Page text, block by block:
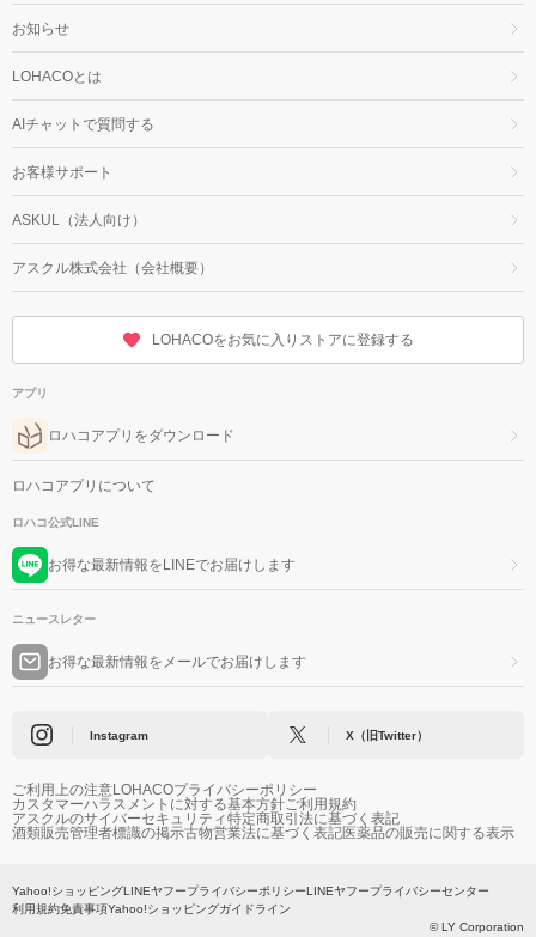
お知らせ
LOHACOとは
AIチャットで質問する
お客様サポート
ASKUL（法人向け）
アスクル株式会社（会社概要）
LOHACOをお気に入りストアに登録する
アプリ
ロハコアプリをダウンロード
ロハコアプリについて
ロハコ公式LINE
お得な最新情報をLINEでお届けします
ニュースレター
お得な最新情報をメールでお届けします
Instagram X（旧Twitter）
ご利用上の注意LOHACOプライバシーポリシー
カスタマーハラスメントに対する基本方針ご利用規約
アスクルのサイバーセキュリティ特定商取引法に基づく表記
酒類販売管理者標識の掲示古物営業法に基づく表記医薬品の販売に関する表示
Yahoo!ショッピングLINEヤフープライバシーポリシーLINEヤフープライバシーセンター
利用規約免責事項Yahoo!ショッピングガイドライン
© LY Corporation